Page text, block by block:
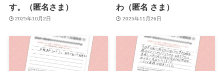
す。（匿名さま）
2025年10月2日
わ（匿名 さま）
2025年11月26日